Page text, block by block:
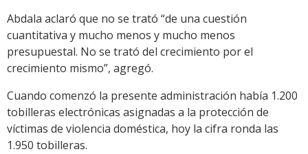
Abdala aclaró que no se trató “de una cuestión
cuantitativa y mucho menos y mucho menos
presupuestal. No se trató del crecimiento por el
crecimiento mismo”, agregó.
Cuando comenzó la presente administración había 1.200
tobilleras electrónicas asignadas a la protección de
víctimas de violencia doméstica, hoy la cifra ronda las
1.950 tobilleras.